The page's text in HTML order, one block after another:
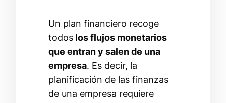
Un plan financiero recoge
todos los flujos monetarios
que entran y salen de una
empresa. Es decir, la
planificación de las finanzas
de una empresa requiere